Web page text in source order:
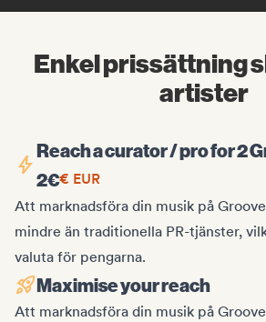
Enkel prissättning
artister
Reach a curator / pro for 2
2€€ EUR
Att marknadsföra din musik på
mindre än traditionella PR-tjänster,
valuta för pengarna.
Maximise your reach
Att marknadsföra din musik på